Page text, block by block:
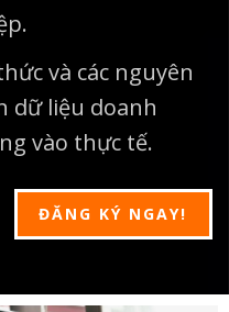
ĐĂNG KÝ NGAY!
và các nguyên
dữ liệu doanh
vào thực tế.